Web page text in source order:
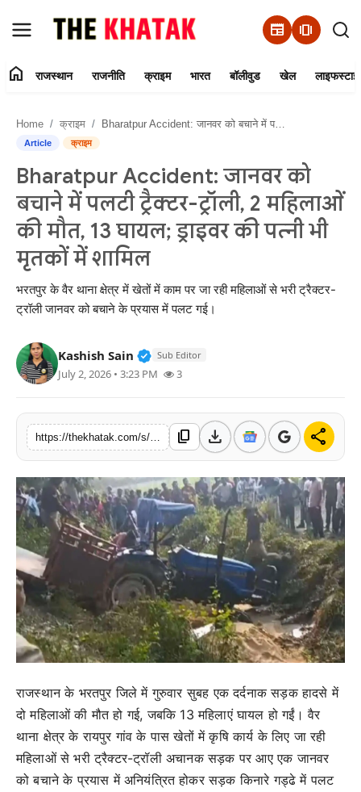
newspaper amp_stories
Contact Us
राजस्थान
राजनीति
क्राइम
भारत
बॉलीवुड
खेल
लाइफस्टाइल
अंतर्राष्ट्रीय
home राजस्थान राजनीति क्राइम भारत बॉलीवुड खेल
Home क्राइम Bharatpur Accident: जानवर को बचाने में पलटी ट्रैक्टर-ट्रॉली, 2 महिलाओं की मौत, 13 घायल; ड्राइवर की पत्नी भी मृतकों में शामिल
Article क्राइम
Bharatpur Accident: जानवर को
बचाने में पलटी ट्रैक्टर-ट्रॉली, 2 महिलाओं
की मौत, 13 घायल; ड्राइवर की पत्नी भी
मृतकों में शामिल
भरतपुर के वैर थाना क्षेत्र में खेतों में काम पर जा रही महिलाओं से भरी ट्रैक्टर-
ट्रॉली जानवर को बचाने के प्रयास में पलट गई।
Kashish Sain Verified Public Figure • 11 Jun,
Sub Editor
July 2, 2026 • 3:23 PM 3
content_copy download share
राजस्थान के भरतपुर जिले में गुरुवार सुबह एक दर्दनाक सड़क हादसे में
दो महिलाओं की मौत हो गई, जबकि 13 महिलाएं घायल हो गईं। वैर
थाना क्षेत्र के रायपुर गांव के पास खेतों में कृषि कार्य के लिए जा रही
महिलाओं से भरी ट्रैक्टर-ट्रॉली अचानक सड़क पर आए एक जानवर
को बचाने के प्रयास में अनियंत्रित होकर सड़क किनारे गड्ढे में पलट